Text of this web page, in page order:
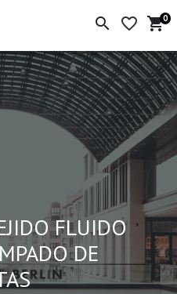
search favorite_border
la
0
shopping_cart
FLUIDO
DE